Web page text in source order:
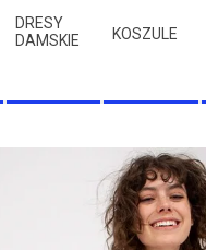
DRESY
DAMSKIE
KOSZULE